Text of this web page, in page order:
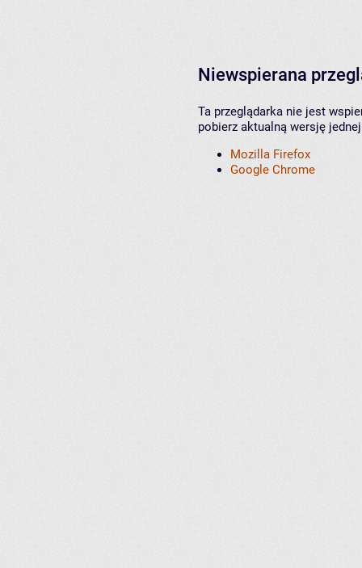
Niewspierana
Ta przeglądarka nie jest
pobierz aktualną wersję
Mozilla Firefox
Google Chrome